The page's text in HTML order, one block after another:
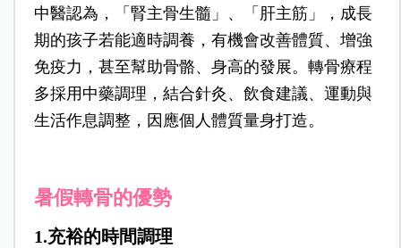
中醫認為，「腎主骨生髓」、「肝主筋」，成長
期的孩子若能適時調養，有機會改善體質、增強
免疫力，甚至幫助骨骼、身高的發展。轉骨療程
多採用中藥調理，結合針灸、飲食建議、運動與
生活作息調整，因應個人體質量身打造。
暑假轉骨的優勢
1.充裕的時間調理